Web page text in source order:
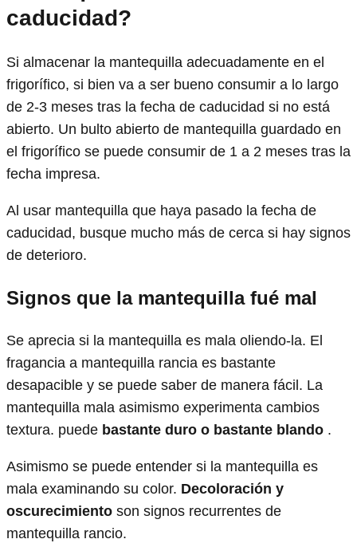
caducidad?
Si almacenar la mantequilla adecuadamente en el
frigorífico, si bien va a ser bueno consumir a lo largo
de 2-3 meses tras la fecha de caducidad si no está
abierto. Un bulto abierto de mantequilla guardado en
el frigorífico se puede consumir de 1 a 2 meses tras la
fecha impresa.
Al usar mantequilla que haya pasado la fecha de
caducidad, busque mucho más de cerca si hay signos
de deterioro.
Signos que la mantequilla fué mal
Se aprecia si la mantequilla es mala oliendo-la. El
fragancia a mantequilla rancia es bastante
desapacible y se puede saber de manera fácil. La
mantequilla mala asimismo experimenta cambios
textura. puede bastante duro o bastante blando .
Asimismo se puede entender si la mantequilla es
mala examinando su color. Decoloración y
oscurecimiento son signos recurrentes de
mantequilla rancio.